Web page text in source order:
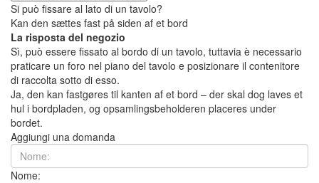
Si può fissare al lato di un tavolo?
Kan den sættes fast på siden af et bord
La risposta del negozio
Sì, può essere fissato al bordo di un tavolo, tuttavia è necessario
praticare un foro nel piano del tavolo e posizionare il contenitore
di raccolta sotto di esso.
Ja, den kan fastgøres til kanten af et bord – der skal dog laves et
hul i bordpladen, og opsamlingsbeholderen placeres under
bordet.
Aggiungi una domanda
Nome: